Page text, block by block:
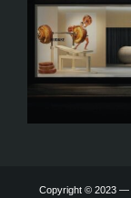
Copyright © 2023 —